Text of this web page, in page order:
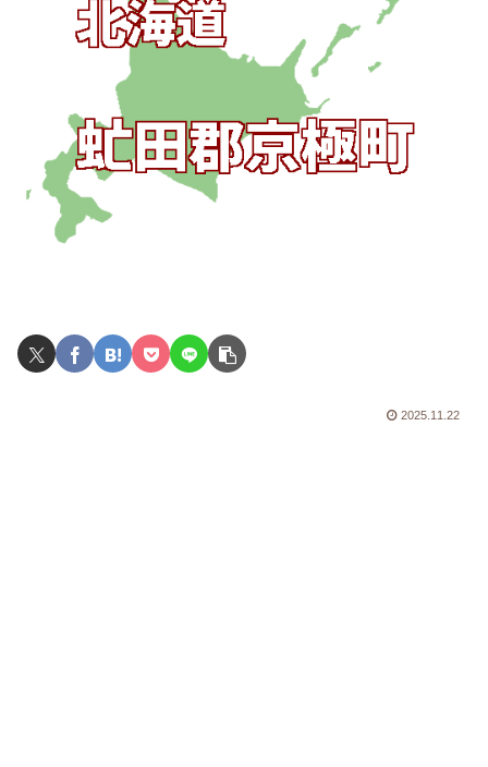
2025.11.22